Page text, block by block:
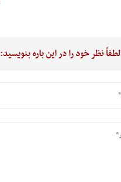
لطفاً نظر خود را در این باره بنویسید: